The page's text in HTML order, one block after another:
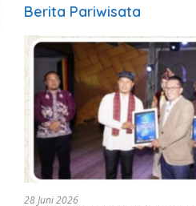
Berita Pariwisata
28 Juni 2026